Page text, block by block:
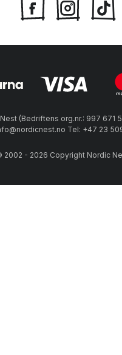
(Bedriftens org.nr.: 997 671
Tel: +47 23
2002 - 2026 Copyright Nordic